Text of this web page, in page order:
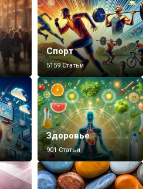
Спорт
5159 Статьи
Здоровье
901 Статьи